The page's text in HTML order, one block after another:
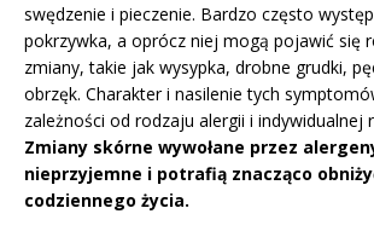
swędzenie i pieczenie. Bardzo często
pokrzywka, a oprócz niej mogą pojawić się
zmiany, takie jak wysypka, drobne grudki,
obrzęk. Charakter i nasilenie tych
zależności od rodzaju alergii i indywidualnej
Zmiany skórne wywołane przez
nieprzyjemne i potrafią znacząco
codziennego życia.